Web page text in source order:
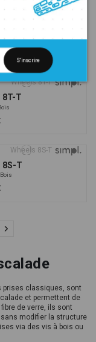
T
Bois
8T-T
8S-T
Bois
prises classiques, sont
et permettent de
de verre, ils sont
modifier la structure
via des vis à bois ou
S'inscrire